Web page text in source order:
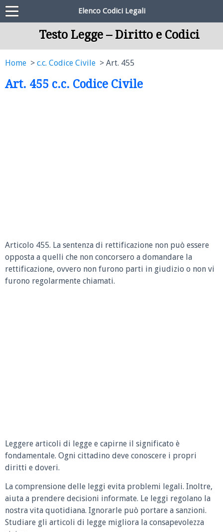
Elenco Codici Legali
Testo Legge – Diritto e Codici
Home c.c. Codice Civile Art. 455
Art. 455 c.c. Codice Civile
Articolo 455. La sentenza di rettificazione non può essere
opposta a quelli che non concorsero a domandare la
rettificazione, ovvero non furono parti in giudizio o non vi
furono regolarmente chiamati.
Leggere articoli di legge e capirne il significato è
fondamentale. Ogni cittadino deve conoscere i propri
diritti e doveri.
La comprensione delle leggi evita problemi legali. Inoltre,
aiuta a prendere decisioni informate. Le leggi regolano la
nostra vita quotidiana. Ignorarle può portare a sanzioni.
Studiare gli articoli di legge migliora la consapevolezza